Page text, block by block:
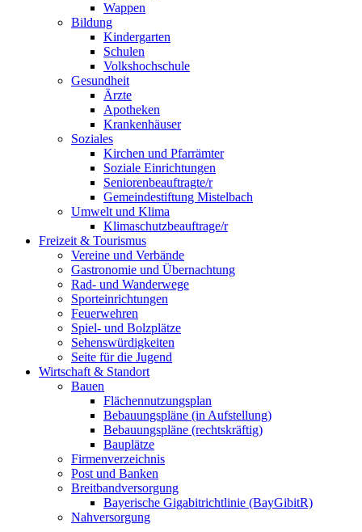
Wappen
Bildung
Kindergarten
Schulen
Volkshochschule
Gesundheit
Ärzte
Apotheken
Krankenhäuser
Soziales
Kirchen und Pfarrämter
Soziale Einrichtungen
Seniorenbeauftragte/r
Gemeindestiftung Mistelbach
Umwelt und Klima
Klimaschutzbeauftrage/r
Freizeit & Tourismus
Vereine und Verbände
Gastronomie und Übernachtung
Rad- und Wanderwege
Sporteinrichtungen
Feuerwehren
Spiel- und Bolzplätze
Sehenswürdigkeiten
Seite für die Jugend
Wirtschaft & Standort
Bauen
Flächennutzungsplan
Bebauungspläne (in Aufstellung)
Bebauungspläne (rechtskräftig)
Bauplätze
Firmenverzeichnis
Post und Banken
Breitbandversorgung
Bayerische Gigabitrichtlinie (BayGibitR)
Nahversorgung